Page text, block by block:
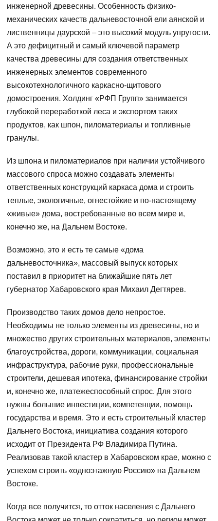
инженерной древесины. Особенность физико-
механических качеств дальневосточной ели аянской и
лиственницы даурской – это высокий модуль упругости.
А это дефицитный и самый ключевой параметр
качества древесины для создания ответственных
инженерных элементов современного
высокотехнологичного каркасно-щитового
домостроения. Холдинг «РФП Групп» занимается
глубокой переработкой леса и экспортом таких
продуктов, как шпон, пиломатериалы и топливные
гранулы.
Из шпона и пиломатериалов при наличии устойчивого
массового спроса можно создавать элементы
ответственных конструкций каркаса дома и строить
теплые, экологичные, огнестойкие и по-настоящему
«живые» дома, востребованные во всем мире и,
конечно же, на Дальнем Востоке.
Возможно, это и есть те самые «дома
дальневосточника», массовый выпуск которых
поставил в приоритет на ближайшие пять лет
губернатор Хабаровского края Михаил Дегтярев.
Производство таких домов дело непростое.
Необходимы не только элементы из древесины, но и
множество других строительных материалов, элементы
благоустройства, дороги, коммуникации, социальная
инфраструктура, рабочие руки, профессиональные
строители, дешевая ипотека, финансирование стройки
и, конечно же, платежеспособный спрос. Для этого
нужны большие инвестиции, компетенции, помощь
государства и время. Это и есть строительный кластер
Дальнего Востока, инициатива создания которого
исходит от Президента РФ Владимира Путина.
Реализовав такой кластер в Хабаровском крае, можно с
успехом строить «одноэтажную Россию» на Дальнем
Востоке.
Когда все получится, то отток населения с Дальнего